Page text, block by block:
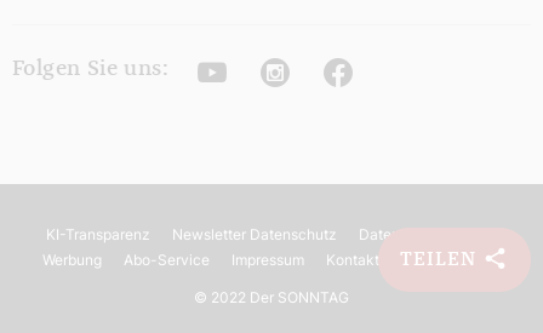
TEILEN
Folgen Sie uns: YoutubeInstagramFacebook
KI-Transparenz Newsletter Datenschutz Datenschutz
Werbung
Abo-Service Impressum Kontakt Barrierefreiheit
© 2022 Der SONNTAG